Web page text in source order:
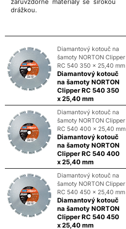
drážkou.
Diamantový kotouč na
šamoty NORTON Clipper
RC 540 350 x 25,40 mm
Diamantový kotouč
na šamoty NORTON
Clipper RC 540 350
x 25,40 mm
Diamantový kotouč na
šamoty NORTON Clipper
RC 540 400 x 25,40 mm
Diamantový kotouč
na šamoty NORTON
Clipper RC 540 400
x 25,40 mm
Diamantový kotouč na
šamoty NORTON Clipper
RC 540 450 x 25,40 mm
Diamantový kotouč
na šamoty NORTON
Clipper RC 540 450
x 25,40 mm